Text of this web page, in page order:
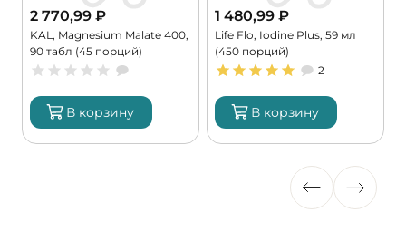
2 770,99 ₽
KAL, Magnesium Malate 400,
90 табл (45 порций)
В корзину
1 480,99 ₽
Life Flo, Iodine Plus, 59 мл
(450 порций)
2
В корзину